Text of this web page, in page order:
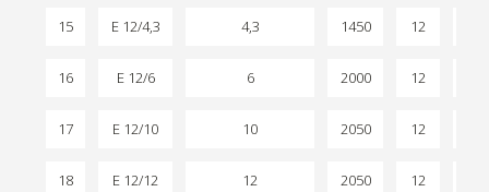
15 E 12/4,3 4,3 1450 12
16 E 12/6 6 2000 12
17 E 12/10 10 2050 12
18 E 12/12 12 2050 12